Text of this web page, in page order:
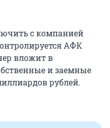
с компанией
АФК
вложит в
и заемные
рублей.